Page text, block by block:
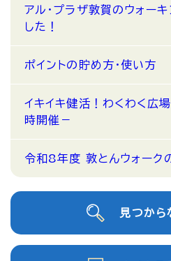
アル・プラザ敦賀のウォー
した！
ポイントの貯め方・使い方
イキイキ健活！わくわく広
時開催－
令和8年度 敦とんウォーク
見つから